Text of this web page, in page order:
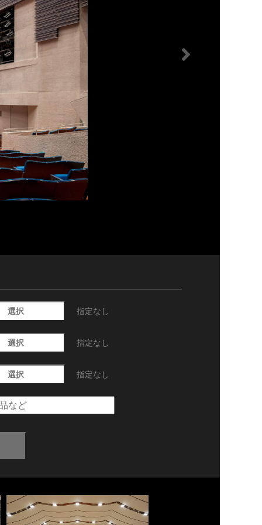
選択 指定なし
選択 指定なし
選択 指定なし